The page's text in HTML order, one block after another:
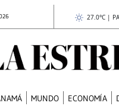
27.0°C |
MUNDO ECONOMÍA